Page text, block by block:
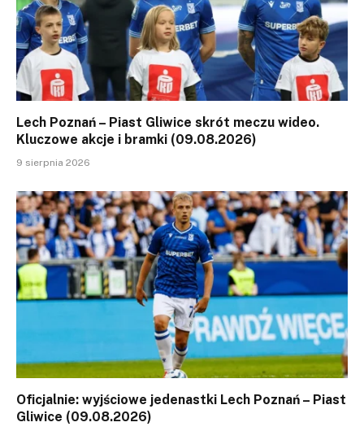
Lech Poznań – Piast Gliwice skrót meczu wideo.
Kluczowe akcje i bramki (09.08.2026)
9 sierpnia 2026
Oficjalnie: wyjściowe jedenastki Lech Poznań – Piast
Gliwice (09.08.2026)